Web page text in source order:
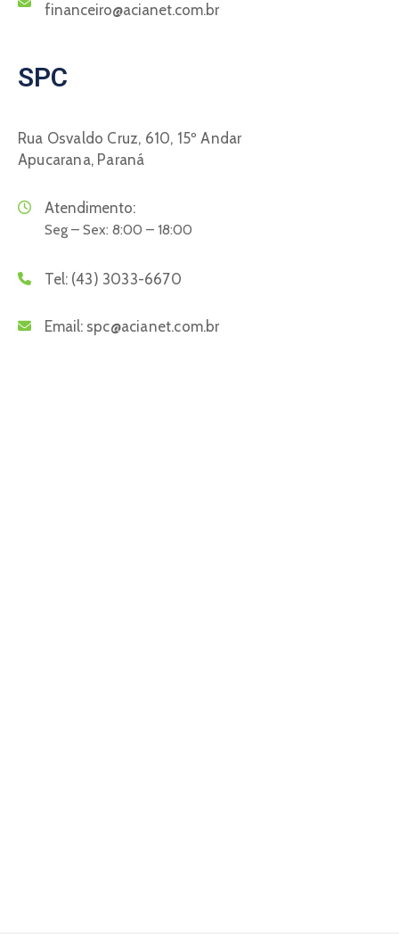
financeiro@acianet.com.br
SPC
Rua Osvaldo Cruz, 610, 15º Andar
Apucarana, Paraná
Atendimento:
Seg – Sex: 8:00 – 18:00
Tel: (43) 3033-6670
Email: spc@acianet.com.br